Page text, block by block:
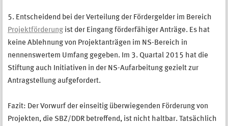
5. Entscheidend bei der Verteilung der Fördergelder im Bereich
Projektförderung ist der Eingang förderfähiger Anträge. Es hat
keine Ablehnung von Projektanträgen im NS-Bereich in
nennenswertem Umfang gegeben. Im 3. Quartal 2015 hat die
Stiftung auch Initiativen in der NS-Aufarbeitung gezielt zur
Antragstellung aufgefordert.
Fazit: Der Vorwurf der einseitig überwiegenden Förderung von
Projekten, die SBZ/DDR betreffend, ist nicht haltbar. Tatsächlich